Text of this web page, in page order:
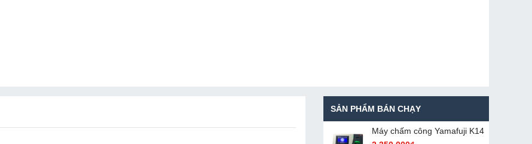
SẢN PHẨM BÁN CHẠY
Máy chấm cô​ng Yamafuji K14